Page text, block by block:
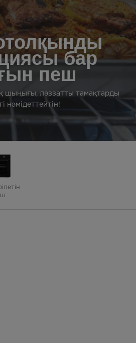
бар
пеш
шыңығы, ләззатты тамақтарды
нәмідеттейтін!